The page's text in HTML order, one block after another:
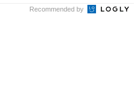
Recommended by